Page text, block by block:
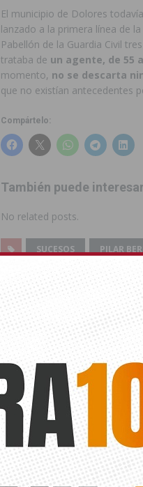
El municipio de Dolores
lanzado a la primera línea de
Pabellón de la Guardia Civil
trataba de un agente, de 55
momento, no se descarta
que no existían antecedentes
Compártelo:
También puede interesar
No related posts.
SUCESOS PILAR
MINUTO DE SILENCIO
ANTERIOR
Convocan un
para este
Dolores